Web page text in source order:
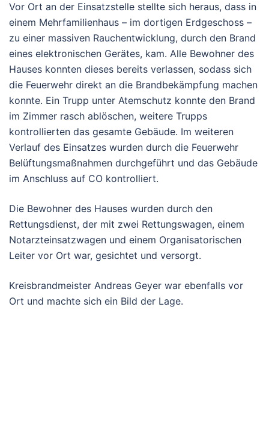
Vor Ort an der Einsatzstelle stellte sich heraus, dass in
einem Mehrfamilienhaus – im dortigen Erdgeschoss –
zu einer massiven Rauchentwicklung, durch den Brand
eines elektronischen Gerätes, kam. Alle Bewohner des
Hauses konnten dieses bereits verlassen, sodass sich
die Feuerwehr direkt an die Brandbekämpfung machen
konnte. Ein Trupp unter Atemschutz konnte den Brand
im Zimmer rasch ablöschen, weitere Trupps
kontrollierten das gesamte Gebäude. Im weiteren
Verlauf des Einsatzes wurden durch die Feuerwehr
Belüftungsmaßnahmen durchgeführt und das Gebäude
im Anschluss auf CO kontrolliert.
Die Bewohner des Hauses wurden durch den
Rettungsdienst, der mit zwei Rettungswagen, einem
Notarzteinsatzwagen und einem Organisatorischen
Leiter vor Ort war, gesichtet und versorgt.
Kreisbrandmeister Andreas Geyer war ebenfalls vor
Ort und machte sich ein Bild der Lage.